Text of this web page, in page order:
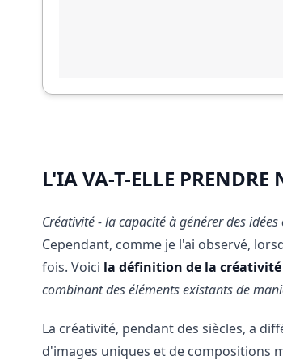
L'IA VA-T-ELLE PRENDRE
Créativité - la capacité à générer des
Cependant, comme je l'ai observé,
fois. Voici la définition de la
combinant des éléments existants de
La créativité, pendant des siècles, a
d'images uniques et de compositions